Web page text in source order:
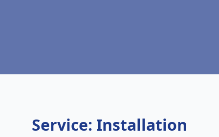
Service: Installation